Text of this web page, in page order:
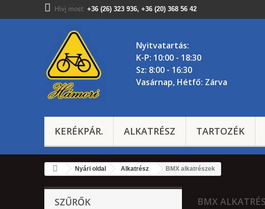
Hívj most: +36 (26) 323 936, +36 (20) 368 56 42
Nyitvatartás:
K-P: 10:00 - 18:30
Sz: 8:00 - 16:30
Vasárnap, Hétfő: Zárva
KERÉKPÁR. ALKATRÉSZ TARTOZÉK
Nyári oldal Alkatrész BMX alkatrészek
SZŰRŐK BMX